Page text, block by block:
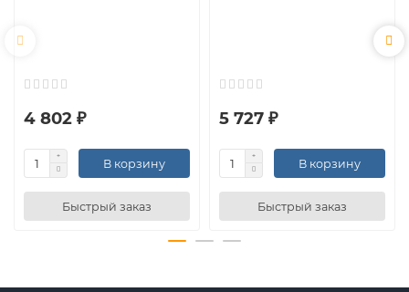
4 802 ₽
В корзину
Быстрый заказ
5 727 ₽
В корзину
Быстрый заказ